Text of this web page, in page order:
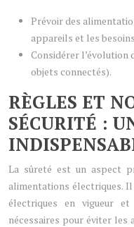
Prévoir des
appareils et les
Considérer l’évolution
objets connectés).
RÈGLES ET
SÉCURITÉ :
La sûreté est un aspect
alimentations électriques.
électriques en vigueur
nécessaires pour éviter les